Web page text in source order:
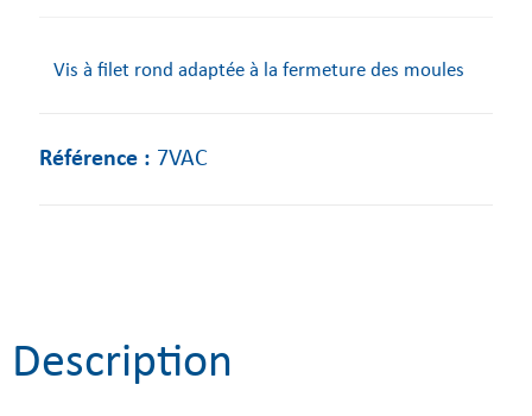
Vis à filet rond adaptée à la fermeture des moules
Référence : 7VAC
Description